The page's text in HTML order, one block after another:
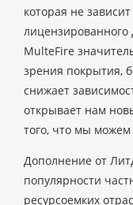
которая не
MulteFire
зрения покрытия,
снижает
открывает нам
того, что мы
Дополнение от
популярности
ресурсоемких